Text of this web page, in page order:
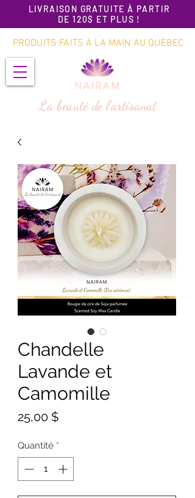
LIVRAISON GRATUITE À PARTIR
DE 120$ ET PLUS !
La beauté de l'artisanat
PRODUITS FAITS À LA MAIN AU QUÉBEC
Chandelle
Lavande et
Camomille
25,00 $Prix
Quantité *